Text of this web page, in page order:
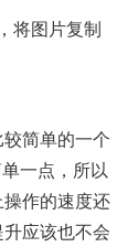
将图片复制
简单的一个
一点，所以
作的速度还
应该也不会